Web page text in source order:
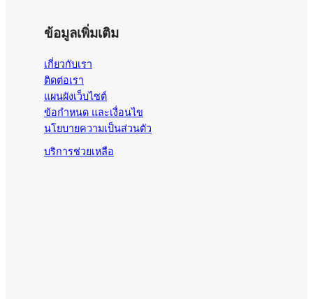
ข้อมูลเพิ่มเติม
เกี่ยวกับเรา
ติดต่อเรา
แผนผังเว็บไซต์
ข้อกำหนด และเงื่อนไข
นโยบายความเป็นส่วนตัว
บริการช่วยเหลือ